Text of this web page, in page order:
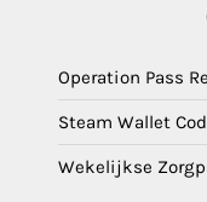
Operation Pass
Steam Wallet
Wekelijkse